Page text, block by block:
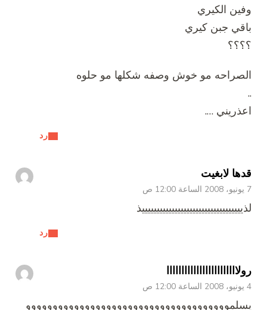
رد
وفين الكيري
باقي جبن كيري
؟؟؟؟
الصراحه مو خوش وصفه شكلها مو حلوه
..
اعذريني ….
قدها لابغيت
7 يونيو، 2008 الساعة 12:00 ص
رد
لذييييييييييييييييييييييييييييييييييذ
رولاااااااااااااااااااااااا
4 يونيو، 2008 الساعة 12:00 ص
يسلموووووووووووووووووووووووووووووووووووووو